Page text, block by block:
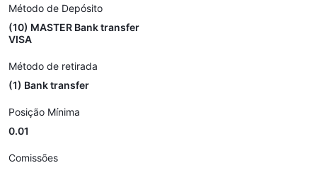
Método de Depósito
(10) MASTER Bank transfer
VISA
Método de retirada
(1) Bank transfer
Posição Mínima
0.01
Comissões